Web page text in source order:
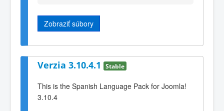
Zobraziť súbory
Verzia 3.10.4.1 Stable
This is the Spanish Language Pack for Joomla!
3.10.4